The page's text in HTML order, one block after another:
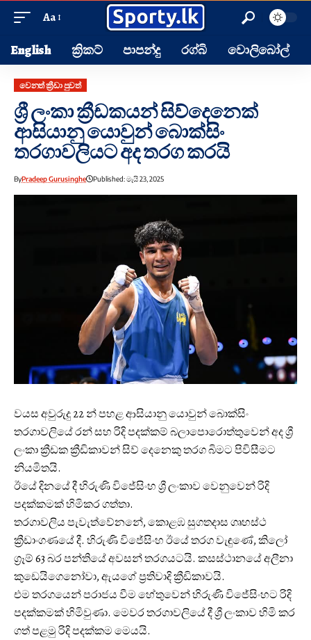
Aa
English ක්‍රිකට් පාපන්දු රග්බි වොලිබෝල්
වෙනත් ක්‍රීඩා පුවත්
ශ්‍රී ලංකා ක්‍රීඩකයන් සිව්දෙනෙක්
ආසියානු යොවුන් බොක්සිං
තරගාවලියට අද තරග කරයි
ByPradeep Gurusinghe Published: මැයි 23, 2025
වයස අවුරුදු 22 න් පහළ ආසියානු යොවුන් බොක්සිං
තරගාවලියේ රන් සහ රිදි පදක්කම් බලාපොරොත්තුවෙන් අද ශ්‍රී
ලංකා ක්‍රීඩක ක්‍රීඩිකාවන් සිව් දෙනෙකු තරග බිමට පිවිසීමට
නියමිතයි.
ඊයේ දිනයේ දී හිරුණි විජේසිංහ ශ්‍රී ලංකාව වෙනුවෙන් රිදි
පදක්කමක් හිමිකර ගත්තා.
තරගාවලිය පැවැත්වේනනේ, කොළඹ සුගතදාස ගෘහස්ථ
ක්‍රීඩාංගණයේ දී. හිරුණි විජේසිංහ ඊයේ තරග වැඳුණේ, කිලෝ
ග්‍රෑම් 63 බර පන්තියේ අවසන් තරගයටයි. කසස්ථානයේ අලීනා
කුඩෙයිගෙනෝවා, ඇයගේ ප්‍රතිවාදි ක්‍රීඩිකාවයි.
එම තරගයෙන් පරාජය වීම හේතුවෙන් හිරුණි විජේසිංහට රිදි
පදක්කමක් හිමිවුණා. මෙවර තරගාවලියේ දී ශ්‍රී ලංකාව හිමි කර
ගත් පළමු රිදි පදක්කම මෙයයි.